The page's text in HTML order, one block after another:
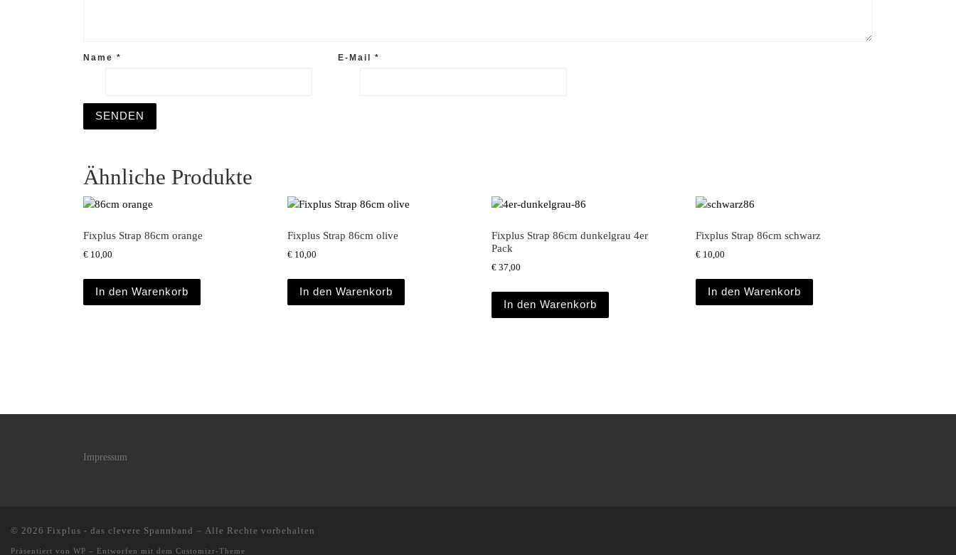
Name * E-Mail *
Ähnliche Produkte
Fixplus Strap 86cm orange
€ 10,00
In den Warenkorb
Fixplus Strap 86cm olive
€10,00
In den Warenkorb
Fixplus Strap 86cm dunkelgrau 4er
Pack
€37,00
In den Warenkorb
Fixplus Strap 86cm schwarz
€10,00
In den Warenkorb
Impressum
© 2026 Fixplus - das clevere Spannband – Alle Rechte vorbehalten
Präsentiert von WP – Entworfen mit dem Customizr-Theme